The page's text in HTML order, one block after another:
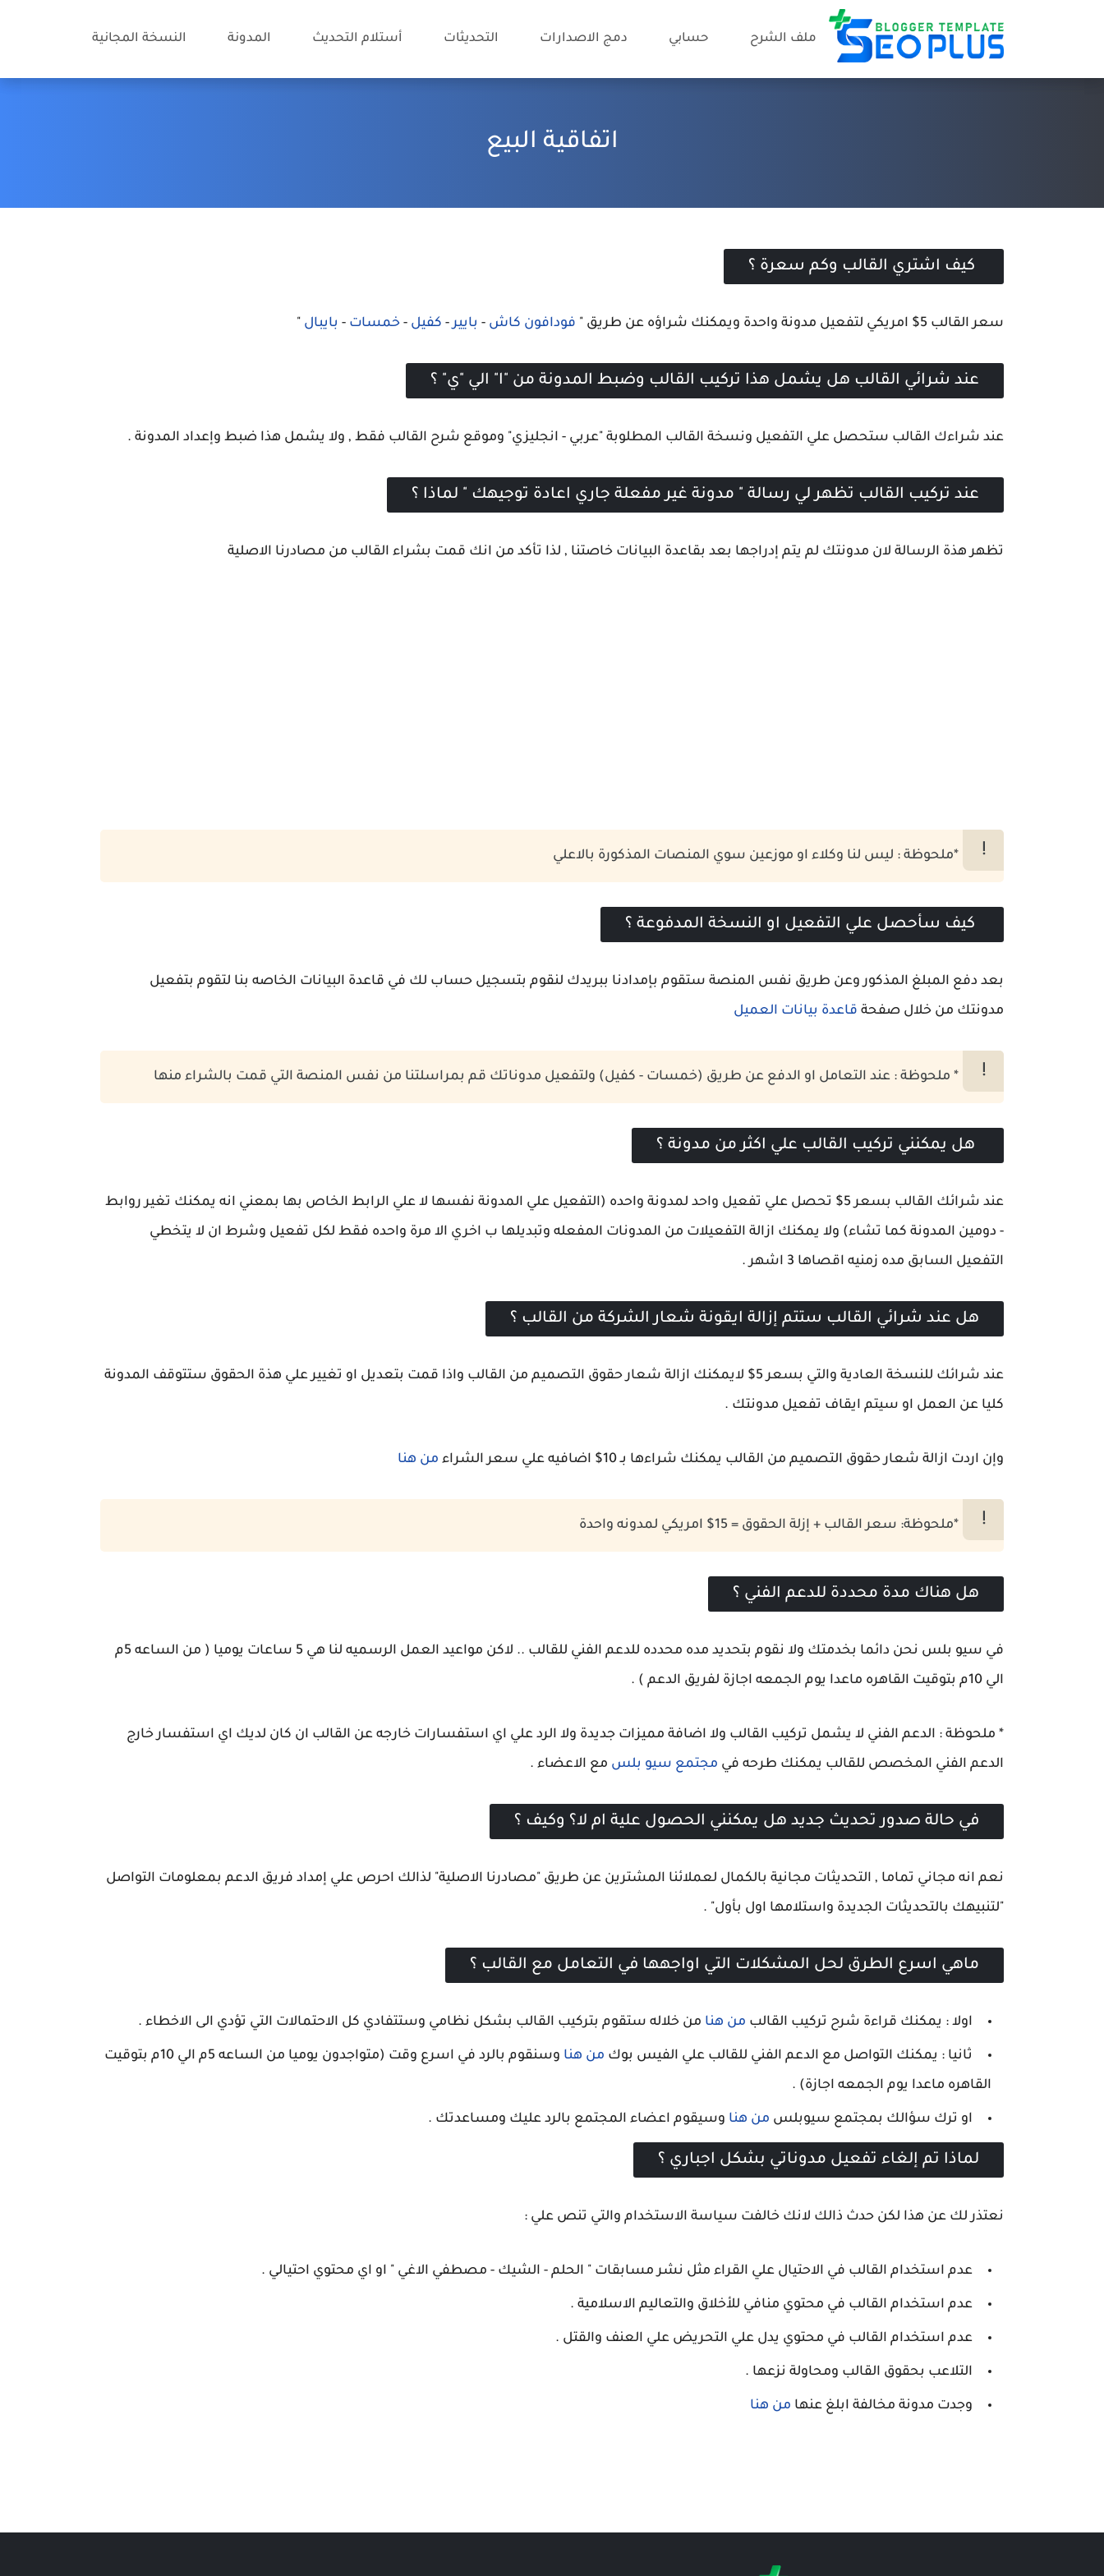
ملف الشرح حسابي دمج الاصدارات التحديثات أستلام التحديث المدونة النسخة المجانية
اتفاقية البيع
كيف اشتري القالب وكم سعرة ؟
سعر القالب 5$ امريكي لتفعيل مدونة واحدة ويمكنك شراؤه عن طريق " فودافون كاش - بايير- كفيل - خمسات - بايبال "
عند شرائي القالب هل يشمل هذا تركيب القالب وضبط المدونة من "ا" الي "ي" ؟
عند شراءك القالب ستحصل علي التفعيل ونسخة القالب المطلوبة "عربي - انجليزي" وموقع شرح القالب فقط , ولا يشمل هذا ضبط وإعداد المدونة .
عند تركيب القالب تظهر لي رسالة " مدونة غير مفعلة جاري اعادة توجيهك " لماذا ؟
تظهر هذة الرسالة لان مدونتك لم يتم إدراجها بعد بقاعدة البيانات خاصتنا , لذا تأكد من انك قمت بشراء القالب من مصادرنا الاصلية
*ملحوظة : ليس لنا وكلاء او موزعين سوي المنصات المذكورة بالاعلي
كيف سأحصل علي التفعيل او النسخة المدفوعة ؟
بعد دفع المبلغ المذكور وعن طريق نفس المنصة ستقوم بإمدادنا ببريدك لنقوم بتسجيل حساب لك في قاعدة البيانات الخاصه بنا لتقوم بتفعيل
مدونتك من خلال صفحة قاعدة بيانات العميل
* ملحوظة : عند التعامل او الدفع عن طريق (خمسات - كفيل) ولتفعيل مدوناتك قم بمراسلتنا من نفس المنصة التي قمت بالشراء منها
هل يمكنني تركيب القالب علي اكثر من مدونة ؟
عند شرائك القالب بسعر 5$ تحصل علي تفعيل واحد لمدونة واحده (التفعيل علي المدونة نفسها لا علي الرابط الخاص بها بمعني انه يمكنك تغير روابط
- دومين المدونة كما تشاء) ولا يمكنك ازالة التفعيلات من المدونات المفعله وتبديلها ب اخري الا مرة واحده فقط لكل تفعيل وشرط ان لا يتخطي
التفعيل السابق مده زمنيه اقصاها 3 اشهر .
هل عند شرائي القالب ستتم إزالة ايقونة شعار الشركة من القالب ؟
عند شرائك للنسخة العادية والتي بسعر 5$ لايمكنك ازالة شعار حقوق التصميم من القالب واذا قمت بتعديل او تغيير علي هذة الحقوق ستتوقف المدونة
كليا عن العمل او سيتم ايقاف تفعيل مدونتك .
وإن اردت ازالة شعار حقوق التصميم من القالب يمكنك شراءها بـ 10$ اضافيه علي سعر الشراء من هنا
*ملحوظة: سعر القالب + إزلة الحقوق = 15$ امريكي لمدونه واحدة
هل هناك مدة محددة للدعم الفني ؟
في سيو بلس نحن دائما بخدمتك ولا نقوم بتحديد مده محدده للدعم الفني للقالب .. لاكن مواعيد العمل الرسميه لنا هي 5 ساعات يوميا ( من الساعه 5م
الي 10م بتوقيت القاهره ماعدا يوم الجمعه اجازة لفريق الدعم ) .
* ملحوظة : الدعم الفني لا يشمل تركيب القالب ولا اضافة مميزات جديدة ولا الرد علي اي استفسارات خارجه عن القالب ان كان لديك اي استفسار خارج
الدعم الفني المخصص للقالب يمكنك طرحه في مجتمع سيو بلس مع الاعضاء .
في حالة صدور تحديث جديد هل يمكنني الحصول علية ام لا؟ وكيف ؟
نعم انه مجاني تماما , التحديثات مجانية بالكمال لعملائنا المشترين عن طريق "مصادرنا الاصلية" لذالك احرص علي إمداد فريق الدعم بمعلومات التواصل
"لتنبيهك بالتحديثات الجديدة واستلامها اول بأول" .
ماهي اسرع الطرق لحل المشكلات التي اواجهها في التعامل مع القالب ؟
اولا : يمكنك قراءة شرح تركيب القالب من هنا من خلاله ستقوم بتركيب القالب بشكل نظامي وستتفادي كل الاحتمالات التي تؤدي الى الاخطاء .
ثانيا : يمكنك التواصل مع الدعم الفني للقالب علي الفيس بوك من هنا
وسنقوم بالرد في اسرع وقت (متواجدون يوميا من الساعه 5م الي 10م بتوقيت
القاهره ماعدا يوم الجمعه اجازة) .
او ترك سؤالك بمجتمع سيوبلس من هنا وسيقوم اعضاء المجتمع بالرد عليك ومساعدتك .
لماذا تم إلغاء تفعيل مدوناتي بشكل اجباري ؟
نعتذر لك عن هذا لكن حدث ذالك لانك خالفت سياسة الاستخدام والتي تنص علي :
عدم استخدام القالب في الاحتيال علي القراء مثل نشر مسابقات " الحلم - الشيك - مصطفي الاغي " او اي محتوي احتيالي .
عدم استخدام القالب في محتوي منافي للأخلاق والتعاليم الاسلامية .
عدم استخدام القالب في محتوي يدل علي التحريض علي العنف والقتل .
التلاعب بحقوق القالب ومحاولة نزعها .
وجدت مدونة مخالفة ابلغ عنها من هنا